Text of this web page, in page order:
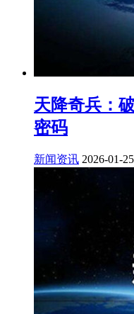
天降奇兵：
密码
新闻资讯 2026-01-25